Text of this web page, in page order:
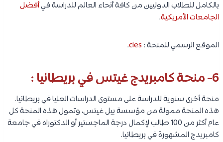
بالكامل للطلاب الدوليين من كافة أنحاء العالم للدراسة فيأفضل
الجامعات الأمريكية.
الموقع الرسمي للمنحة : cies
.
6- منحة كامبريدج غيتس في بريطانيا :
منحة أخرى سنوية للدراسة على مستوى الدراسات العليا في بريطانيا.
هذه المنحة ممولة من مؤسسة بيل غيتس، وتمول هذه المنحة كل
عام أكثر من 100 طالب لإكمال درجة الماجستير أو الدكتوراه في جامعة
كامبريدج المشهورة في بريطانيا.